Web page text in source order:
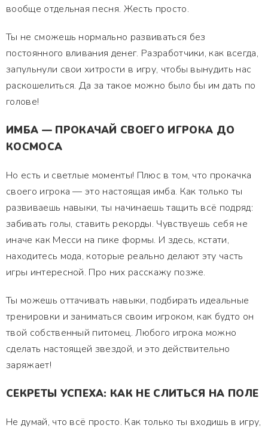
вообще отдельная песня. Жесть просто.
Ты не сможешь нормально развиваться без
постоянного вливания денег. Разработчики, как всегда,
запульнули свои хитрости в игру, чтобы вынудить нас
раскошелиться. Да за такое можно было бы им дать по
голове!
ИМБА — ПРОКАЧАЙ СВОЕГО ИГРОКА ДО
КОСМОСА
Но есть и светлые моменты! Плюс в том, что прокачка
своего игрока — это настоящая имба. Как только ты
развиваешь навыки, ты начинаешь тащить всё подряд:
забивать голы, ставить рекорды. Чувствуешь себя не
иначе как Месси на пике формы. И здесь, кстати,
находитесь мода, которые реально делают эту часть
игры интересной. Про них расскажу позже.
Ты можешь оттачивать навыки, подбирать идеальные
тренировки и заниматься своим игроком, как будто он
твой собственный питомец. Любого игрока можно
сделать настоящей звездой, и это действительно
заряжает!
СЕКРЕТЫ УСПЕХА: КАК НЕ СЛИТЬСЯ НА ПОЛЕ
Не думай, что всё просто. Как только ты входишь в игру,